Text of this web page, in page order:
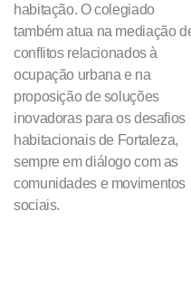
habitação. O colegiado
também atua na mediação
conflitos relacionados à
ocupação urbana e na
proposição de soluções
inovadoras para os desafios
habitacionais de Fortaleza,
sempre em diálogo com as
comunidades e movimentos
sociais.